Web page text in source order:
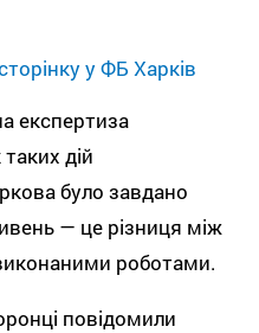
у ФБ Харків
експертиза
дій
було завдано
— це різниця між
роботами.
повідомили